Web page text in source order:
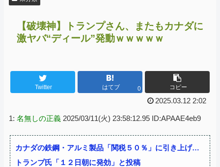
【破壊神】トランプさん、またもカナダに
激ヤバ“ディール”発動ｗｗｗｗｗ
Twitter はてブ 0 コピー
2025.03.12 2:02
1: 名無しの正義 2025/03/11(火) 23:58:12.95 ID:APAAE4eb9
カナダの鉄鋼・アルミ製品「関税５０％」に引き上げ…
トランプ氏「１２日朝に発効」と投稿